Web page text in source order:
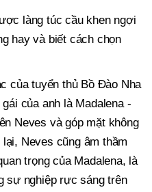
làng túc cầu khen ngợi
hay và biết cách chọn
của tuyển thủ Bồ Đào Nha
của anh là Madalena -
Neves và góp mặt không
Neves cũng âm thầm
trọng của Madalena, là
sự nghiệp rực sáng trên